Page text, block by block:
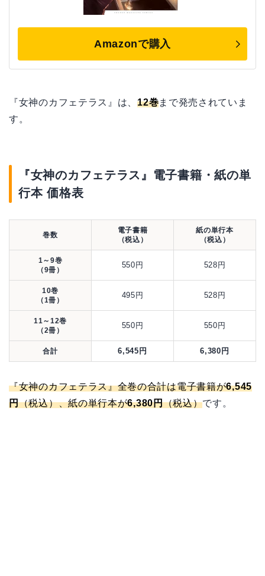
Amazonで購入
『女神のカフェテラス』は、12巻まで発売されていま
す。
『女神のカフェテラス』電子書籍・紙の単
行本 価格表
巻数
電子書籍
（税込）
紙の単行本
（税込）
1～9巻
（9冊）
550円 528円
10巻
（1冊）
495円 528円
11～12巻
（2冊）
550円 550円
合計 6,545円 6,380円
『女神のカフェテラス』全巻の合計は電子書籍が6,545
円（税込）、紙の単行本が6,380円（税込）です。